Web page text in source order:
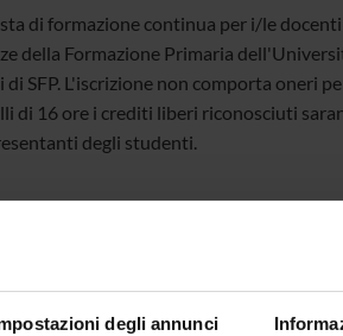
degli annunci
di formazione continua per i/le
della Formazione Primaria
SFP. L'iscrizione non comporta oneri
di 16 ore i crediti liberi riconosciuti
degli studenti.